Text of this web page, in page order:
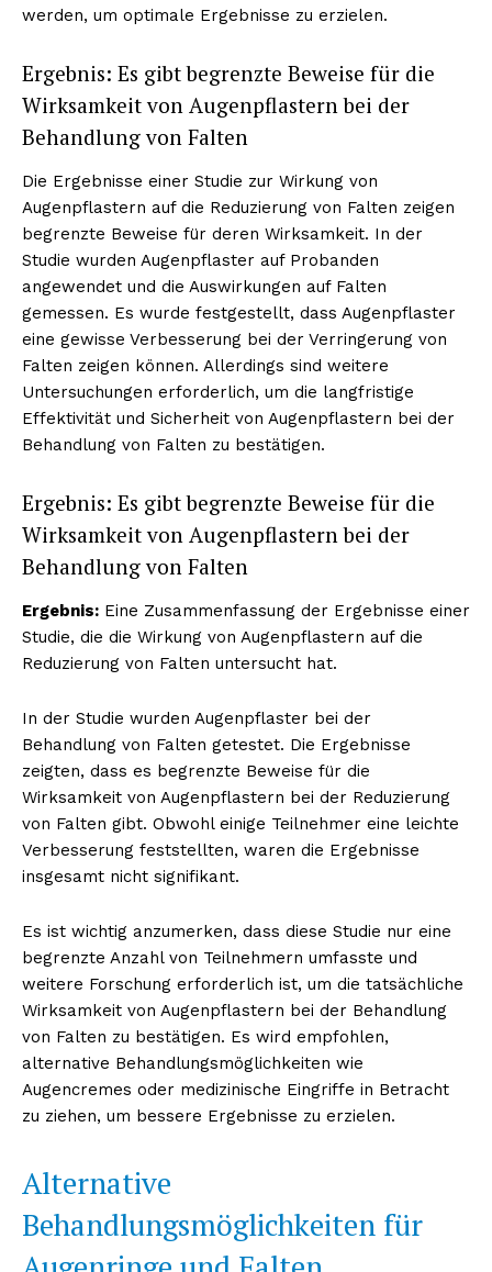
Erhalte unseren
kostenlosen Newsletter
werden, um optimale Ergebnisse zu erzielen.
Ergebnis: Es gibt begrenzte Beweise für die
Wirksamkeit von Augenpflastern bei der
Behandlung von Falten
Die Ergebnisse einer Studie zur Wirkung von
Augenpflastern auf die Reduzierung von Falten zeigen
begrenzte Beweise für deren Wirksamkeit. In der
Studie wurden Augenpflaster auf Probanden
angewendet und die Auswirkungen auf Falten
gemessen. Es wurde festgestellt, dass Augenpflaster
eine gewisse Verbesserung bei der Verringerung von
Falten zeigen können. Allerdings sind weitere
Untersuchungen erforderlich, um die langfristige
Effektivität und Sicherheit von Augenpflastern bei der
Behandlung von Falten zu bestätigen.
Ergebnis: Es gibt begrenzte Beweise für die
Wirksamkeit von Augenpflastern bei der
Behandlung von Falten
Ergebnis: Eine Zusammenfassung der Ergebnisse einer
Studie, die die Wirkung von Augenpflastern auf die
Reduzierung von Falten untersucht hat.
In der Studie wurden Augenpflaster bei der
Behandlung von Falten getestet. Die Ergebnisse
zeigten, dass es begrenzte Beweise für die
Wirksamkeit von Augenpflastern bei der Reduzierung
von Falten gibt. Obwohl einige Teilnehmer eine leichte
Verbesserung feststellten, waren die Ergebnisse
insgesamt nicht signifikant.
Es ist wichtig anzumerken, dass diese Studie nur eine
begrenzte Anzahl von Teilnehmern umfasste und
weitere Forschung erforderlich ist, um die tatsächliche
Wirksamkeit von Augenpflastern bei der Behandlung
von Falten zu bestätigen. Es wird empfohlen,
alternative Behandlungsmöglichkeiten wie
Augencremes oder medizinische Eingriffe in Betracht
zu ziehen, um bessere Ergebnisse zu erzielen.
Alternative
Behandlungsmöglichkeiten für